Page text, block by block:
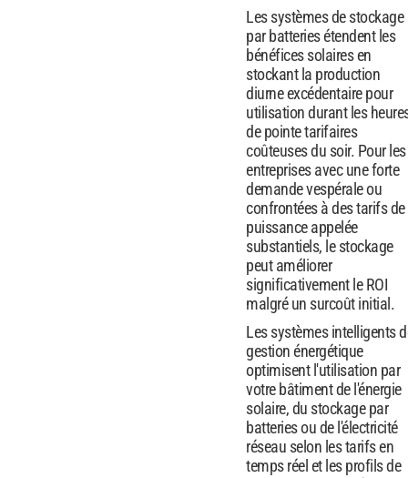
Les systèmes de stockage
par batteries étendent les
bénéfices solaires en
stockant la production
diurne excédentaire pour
utilisation durant les
de pointe tarifaires
coûteuses du soir. Pour les
entreprises avec une forte
demande vespérale ou
confrontées à des tarifs de
puissance appelée
substantiels, le stockage
peut améliorer
significativement le ROI
malgré un surcoût initial.
Les systèmes intelligents
gestion énergétique
optimisent l'utilisation par
votre bâtiment de l'énergie
solaire, du stockage par
batteries ou de l'électricité
réseau selon les tarifs en
temps réel et les profils de